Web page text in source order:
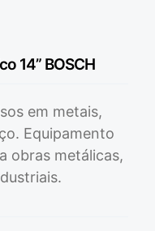
14” BOSCH
em metais,
Equipamento
obras metálicas,